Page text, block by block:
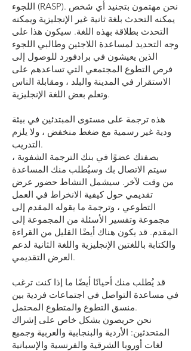
اللجوء (RASP). نحن مهتمون بتجنيد أي شخص
يمكنه التحدث بلغة ثانية غير الإنجليزية ويمكنه
التحدث بطلاقة بهذه اللغة. سيكون هذا على
وجه التحديد لمساعدة اللاجئين وطالبي اللجوء
الذين يعيشون في برادفورد للوصول إلى
فرص التطوع المجتمعي التي تساعدهم على
الاستقرار في المدينة والبلد ، ومقابلة الناس
وتعلم بعض اللغة الإنجليزية.
هذه ترجمة على مستوى المبتدئين في بيئة
ودية غير رسمية مع ضغط منخفض ، ولا يلزم
التدريب.
بصفتك عضوًا في بنك الترجمة الشفوية ،
سيتم الاتصال بك وسيُطلب منك المساعدة
من وقت لآخر. سيشمل النشاط حضور عرض
تقديمي حول كيفية الانخراط في العمل
التطوعي ، وترجمة ما يقوله المقدم إلى
مجموعة وتفسير الأسئلة من المجموعة إلى
المقدم. قد يكون هناك أيضًا القليل من القراءة
والكتابة باللغتين الإنجليزية واللغة الثانية لدعم
العرض التقديمي.
قد يُطلب منك أحيانًا أيضًا ما إذا كنت ترغب
في مساعدة التواصل في اجتماعات فردية بين
منسق التطوع والمتطوع المحتمل.
نحن حريصون بشكل خاص على إشراك
المتحدثين: الأردية والبنجابية والعربية وجميع
لغات أوروبا الشرقية والفرنسية والإسبانية